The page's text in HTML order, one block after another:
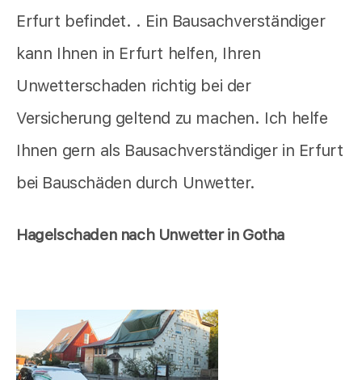
Erfurt befindet. . Ein Bausachverständiger
kann Ihnen in Erfurt helfen, Ihren
Unwetterschaden richtig bei der
Versicherung geltend zu machen. Ich helfe
Ihnen gern als Bausachverständiger in Erfurt
bei Bauschäden durch Unwetter.
Hagelschaden nach Unwetter in Gotha